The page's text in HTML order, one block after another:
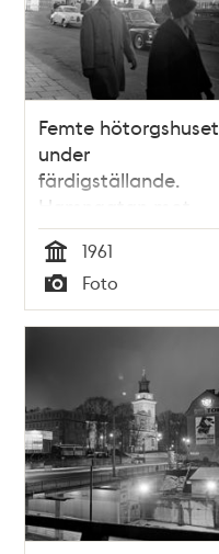
Femte hötorgshuset
under
färdigställande.
Hamngatan mot
nuvarande Sergels
Torg, där
byggnadsarbete
pågår. Människor
och tittar ned i
Tid
1961
Typ
Foto